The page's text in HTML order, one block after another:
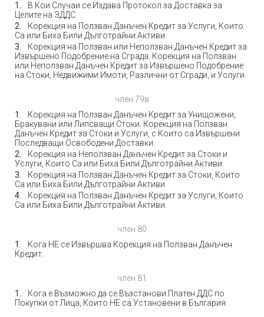
В Кои Случаи се Издава Протокол за Доставка за
Целите на ЗДДС.
Корекция на Ползван Данъчен Кредит за Услуги, Които
Са или Биха Били Дълготрайни Активи.
Корекция на Ползван или Неползван Данъчен Кредит за
Извършено Подобрение на Сграда. Корекция на Ползван
или Неползван Данъчен Кредит за Извършено Подобрение
на Стоки, Недвижими Имоти, Различни от Сгради, и Услуги.
член 79в
Корекция на Ползван Данъчен Кредит за Унищожени,
Бракувани или Липсващи Стоки. Корекция на Ползван
Данъчен Кредит за Стоки и Услуги, с Които са Извършени
Последващи Освободени Доставки.
Корекция на Неползван Данъчен Кредит за Стоки и
Услуги, Които Са или Биха Били Дълготрайни Активи.
Корекция на Ползван Данъчен Кредит за Стоки, Които
Са или Биха Били Дълготрайни Активи.
Корекция на Ползван Данъчен Кредит за Услуги, Които
Са или Биха Били Дълготрайни Активи.
член 80
Кога НЕ се Извършва Корекция на Ползван Данъчен
Кредит.
член 81
Кога е Възможно да се Възстанови Платен ДДС по
Покупки от Лица, Които НЕ са Установени в България.